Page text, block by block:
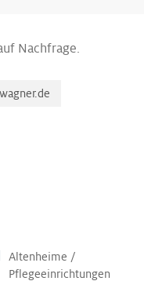
Nachfrage.
Altenheime /
Pflegeeinrichtungen